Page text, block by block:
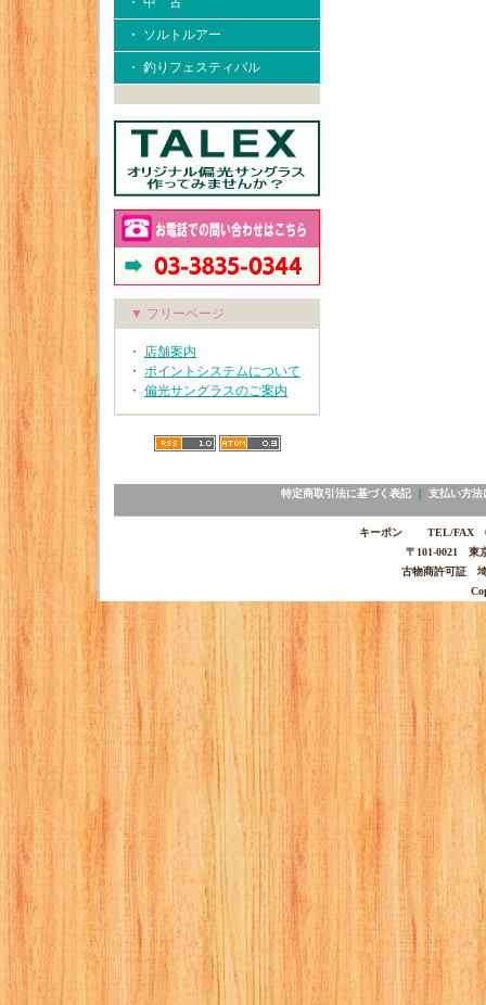
・ ソルトルアー
・ 釣りフェスティバル
▼ フリーページ
・ 店舗案内
・ ポイントシステムについて
・ 偏光サングラスのご案内
特定商取引法に基づく表記｜ 支払い方法
キーポン TEL/FAX
〒101-0021 東
古物商許可証